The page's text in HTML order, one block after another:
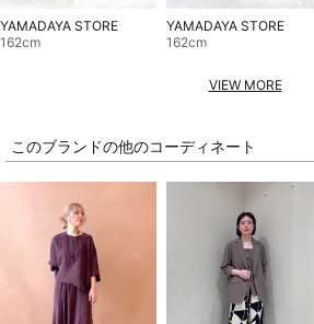
YAMADAYA STORE
162cm
YAMADAYA STORE
162cm
VIEW MORE
このブランドの他のコーディネート